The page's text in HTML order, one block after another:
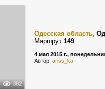
382
Одесская область,
Маршрут 149
4 мая 2015 г.,
Автор: ariss_ka